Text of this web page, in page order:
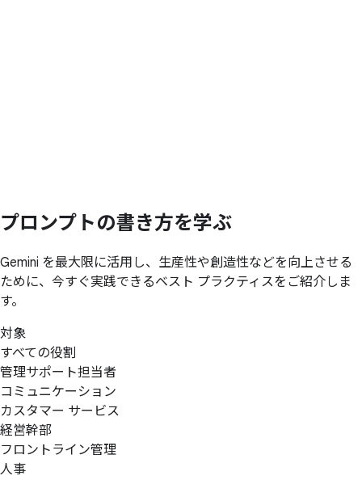
プロンプトの書き方を学ぶ
Gemini を最大限に活用し、生産性や創造性などを向上させる
ために、今すぐ実践できるベスト プラクティスをご紹介しま
す。
対象
すべての役割
管理サポート担当者
コミュニケーション
カスタマー サービス
経営幹部
フロントライン管理
人事